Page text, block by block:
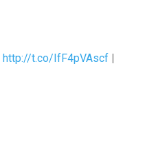
http://t.co/IfF4pVAscf|